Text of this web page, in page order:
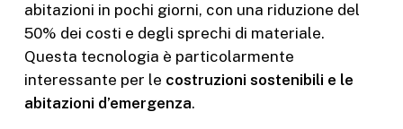
abitazioni in pochi giorni, con una riduzione del
50% dei costi e degli sprechi di materiale.
Questa tecnologia è particolarmente
interessante per le costruzioni sostenibili e le
abitazioni d’emergenza.